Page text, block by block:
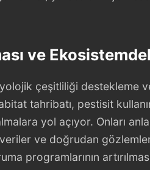
ve
çeşitliliği destekleme
tahribatı, pestisit
yol açıyor. Onları
ve doğrudan gözlemler
programlarının